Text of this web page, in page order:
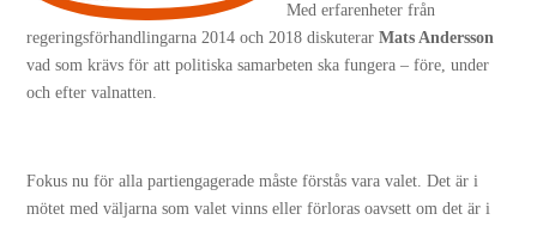
Med erfarenheter från
regeringsförhandlingarna 2014 och 2018 diskuterarMats Andersson
vad som krävs för att politiska samarbeten ska fungera – före, under
och efter valnatten.
Fokus nu för alla partiengagerade måste förstås vara valet. Det är i
mötet med väljarna som valet vinns eller förloras oavsett om det är i